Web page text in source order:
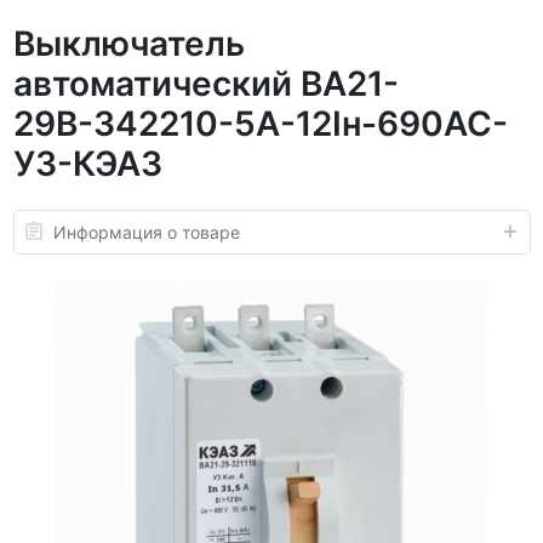
Выключатель
автоматический ВА21-
29В-342210-5А-12Iн-690AC-
У3-КЭАЗ
Информация о товаре